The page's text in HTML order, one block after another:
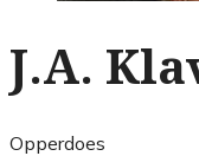
J.A.
Opperdoes